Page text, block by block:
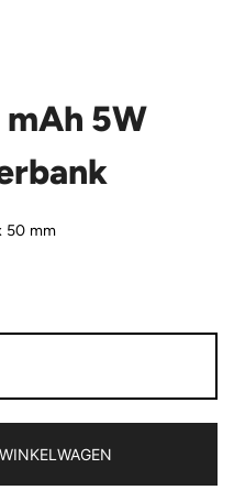
5W
50 mm